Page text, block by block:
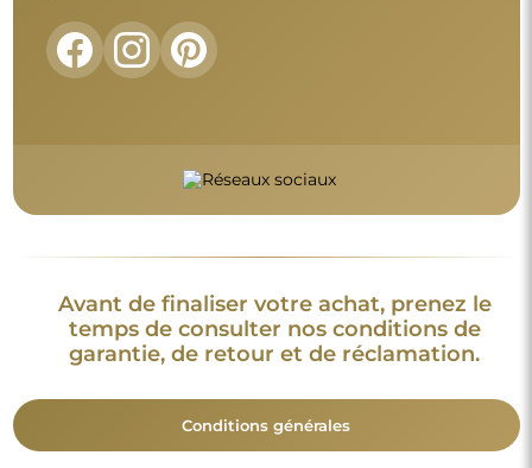
Avant de finaliser votre achat, prenez le
temps de consulter nos conditions de
garantie, de retour et de réclamation.
Conditions générales